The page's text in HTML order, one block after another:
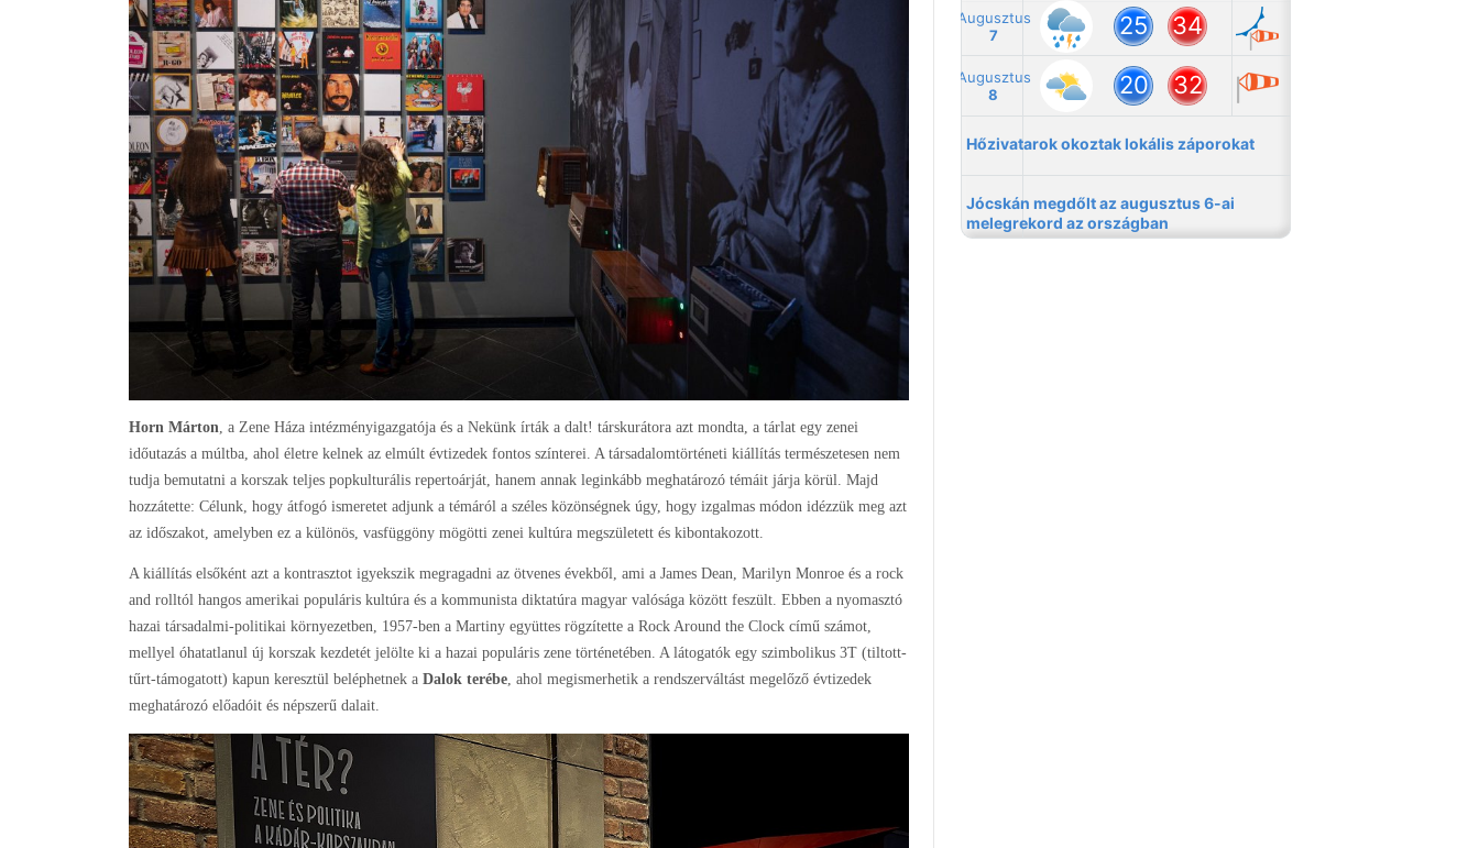
Horn Márton , a Zene Háza intézményigazgatója és a Nekünk írták a dalt! társkurátora azt mondta, a tárlat egy zenei
időutazás a múltba, ahol életre kelnek az elmúlt évtizedek fontos színterei. A társadalomtörténeti kiállítás természetesen nem
tudja bemutatni a korszak teljes popkulturális repertoárját, hanem annak leginkább meghatározó témáit járja körül. Majd
hozzátette: Célunk, hogy átfogó ismeretet adjunk a témáról a széles közönségnek úgy, hogy izgalmas módon idézzük meg azt
az időszakot, amelyben ez a különös, vasfüggöny mögötti zenei kultúra megszületett és kibontakozott.
A kiállítás elsőként azt a kontrasztot igyekszik megragadni az ötvenes évekből, ami a James Dean, Marilyn Monroe és a rock
and rolltól hangos amerikai populáris kultúra és a kommunista diktatúra magyar valósága között feszült. Ebben a nyomasztó
hazai társadalmi-politikai környezetben, 1957-ben a Martiny együttes rögzítette a Rock Around the Clock című számot,
mellyel óhatatlanul új korszak kezdetét jelölte ki a hazai populáris zene történetében. A látogatók egy szimbolikus 3T (tiltott-
tűrt-támogatott) kapun keresztül beléphetnek a Dalok terébe , ahol megismerhetik a rendszerváltást megelőző évtizedek
meghatározó előadóit és népszerű dalait.